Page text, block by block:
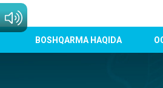
BOSHQARMA HAQIDA